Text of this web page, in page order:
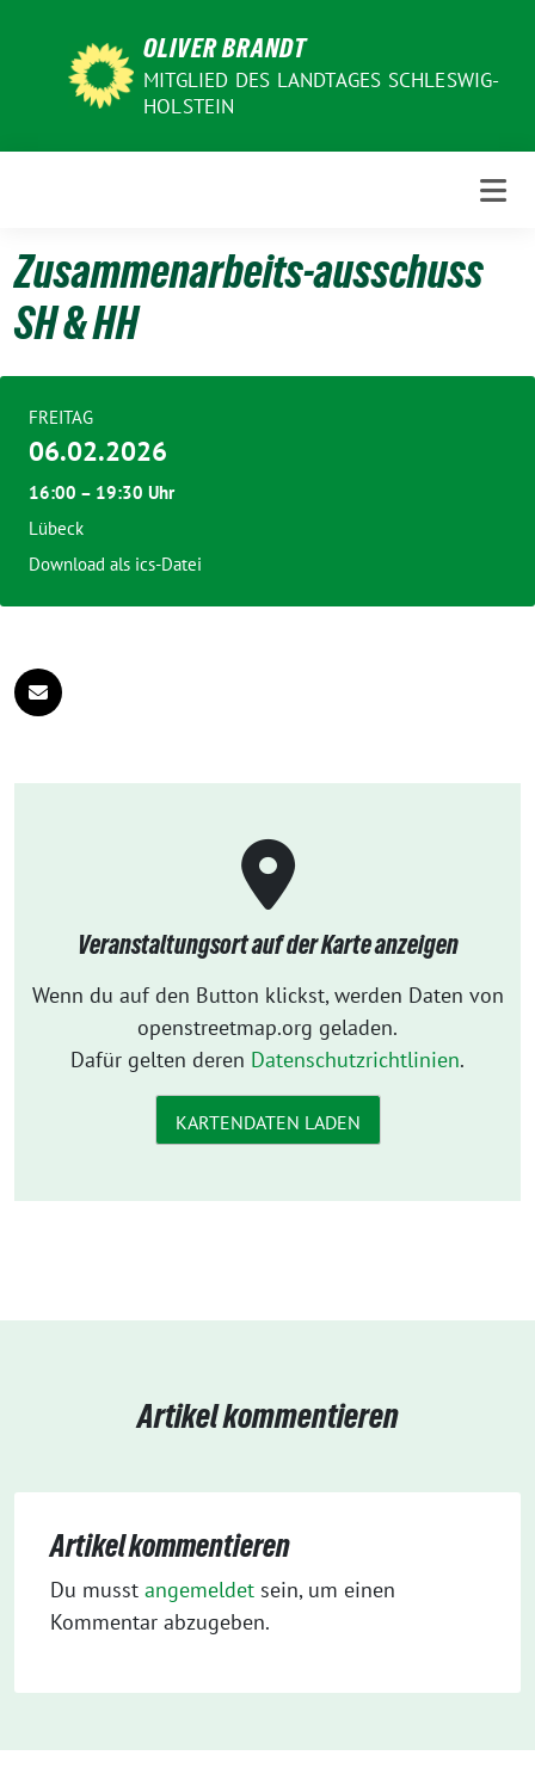
OLIVER BRANDT
MITGLIED DES LANDTAGES SCHLESWIG-
HOLSTEIN
Zusammenarbeits-ausschuss
SH & HH
FREITAG
06.02.2026
16:00 – 19:30 Uhr
Lübeck
Download als ics-Datei
Veranstaltungsort auf der Karte anzeigen
Wenn du auf den Button klickst, werden Daten von
openstreetmap.org geladen.
Dafür gelten deren Datenschutzrichtlinien.
KARTENDATEN LADEN
Artikel kommentieren
Artikel kommentieren
Du musst angemeldet sein, um einen
Kommentar abzugeben.